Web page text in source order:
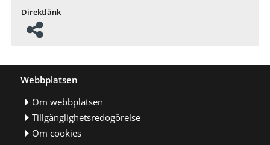
Direktlänk
Webbplatsen
Om webbplatsen
Tillgänglighetsredogörelse
Om cookies